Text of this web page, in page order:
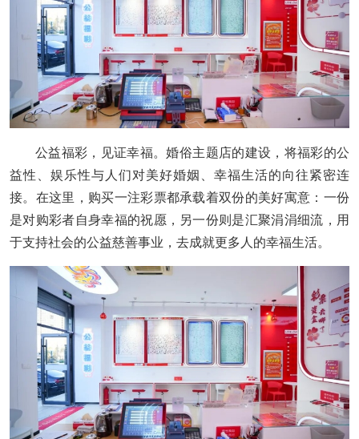
公益福彩，见证幸福。婚俗主题店的建设，将福彩的公
益性、娱乐性与人们对美好婚姻、幸福生活的向往紧密连
接。在这里，购买一注彩票都承载着双份的美好寓意：一份
是对购彩者自身幸福的祝愿，另一份则是汇聚涓涓细流，用
于支持社会的公益慈善事业，去成就更多人的幸福生活。